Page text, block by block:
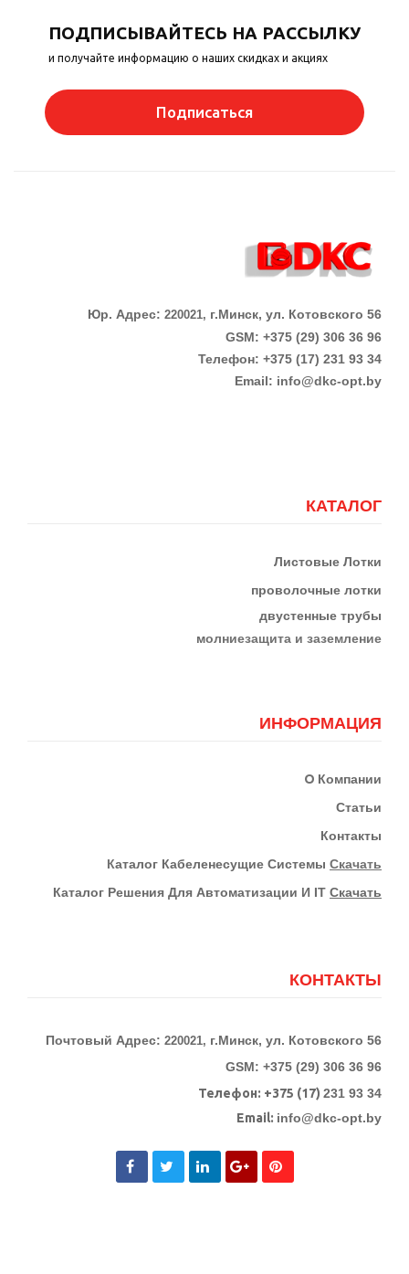
ПОДПИСЫВАЙТЕСЬ НА РАССЫЛКУ
и получайте информацию о наших скидках и акциях
Подписаться
Юр. Адрес: 220021, г.Минск, ул. Котовского 56
GSM: +375 (29) 306 36 96
Телефон: +375 (17) 231 93 34
Email: info@dkc-opt.by
КАТАЛОГ
Листовые Лотки
проволочные лотки
двустенные трубы
молниезащита и заземление
ИНФОРМАЦИЯ
О Компании
Статьи
Контакты
КАталог Кабеленесущие Системы Скачать
Каталог Решения Для Автоматизации И IT Скачать
КОНТАКТЫ
Почтовый Адрес: 220021, г.Минск, ул. Котовского 56
GSM: +375 (29) 306 36 96
Телефон: +375 (17) 231 93 34
Email: info@dkc-opt.by